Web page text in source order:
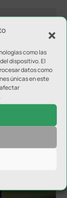
como las
dispositivo. El
datos como
únicas en este